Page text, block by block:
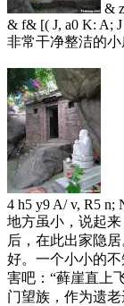
&
& f& [( J, a0 K: A; J
非常干净整洁的小
4 h5 y9 A/ v, R5 n;
地方虽小，说起
后，在此出家隐
好。一个小小的
害吧：“藓崖直上
门望族，作为遗老